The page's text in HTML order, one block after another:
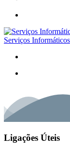
Serviços Informáticos
Ligações Úteis